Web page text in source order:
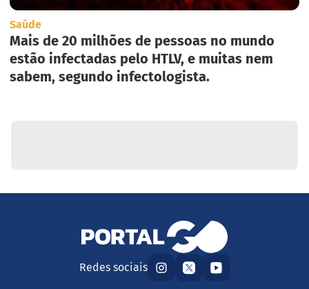
Saúde
Mais de 20 milhões de pessoas no mundo
estão infectadas pelo HTLV, e muitas nem
sabem, segundo infectologista.
Redes sociais